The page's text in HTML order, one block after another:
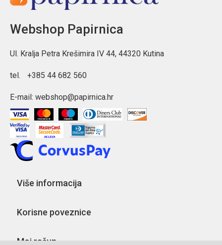
Webshop Papirnica
Ul. Kralja Petra Krešimira IV 44, 44320 Kutina
tel. +385 44 682 560
E-mail: webshop@papirnica.hr
Više informacija
Korisne poveznice
Moj račun